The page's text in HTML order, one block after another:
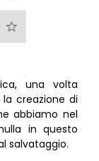
una volta
creazione di
abbiamo nel
in questo
salvataggio.